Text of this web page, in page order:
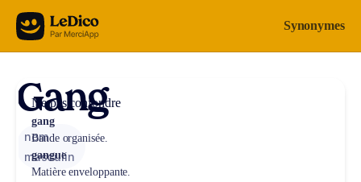
Aller au contenu Synonymes
Gang
nom
masculin
Ne pas confondre
gang
Bande organisée.
gangue
Matière enveloppante.